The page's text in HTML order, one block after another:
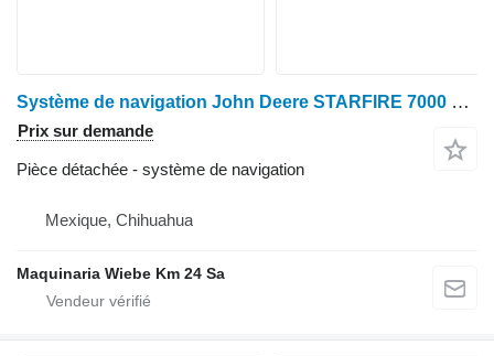
Système de navigation John Deere STARFIRE 7000 pour tracteur à roues
Prix sur demande
Pièce détachée - système de navigation
Mexique, Chihuahua
Maquinaria Wiebe Km 24 Sa